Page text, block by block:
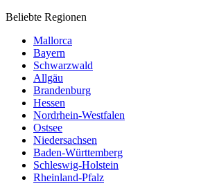
Beliebte Regionen
Mallorca
Bayern
Schwarzwald
Allgäu
Brandenburg
Hessen
Nordrhein-Westfalen
Ostsee
Niedersachsen
Baden-Württemberg
Schleswig-Holstein
Rheinland-Pfalz